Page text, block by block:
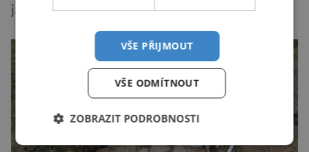
jaderné katastrofy způsobené člověkem sice
ukázaly, že silné dávky ionizace zabíjejí a že
slabší a dlouhodobé záření poškozuje DNA.
Přesto není stále zcela jasné, nakolik se mutace
vzniklé ozářením přenášejí na potomstvo. Před
pěti lety, těsně před 35. výročím výbuchu
Černobylské jaderné elektrárny, […]
VŠE PŘIJMOUT
VŠE ODMÍTNOUT
ZOBRAZIT PODROBNOSTI